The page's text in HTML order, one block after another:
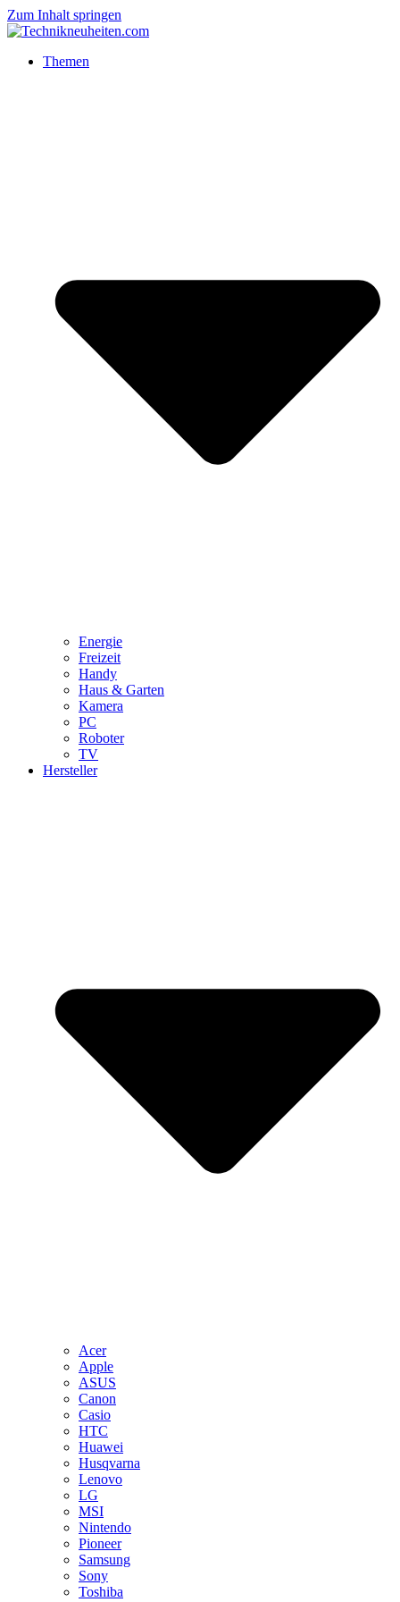
Zum Inhalt springen
Themen
Energie
Freizeit
Handy
Haus & Garten
Kamera
PC
Roboter
TV
Hersteller
Acer
Apple
ASUS
Canon
Casio
HTC
Huawei
Husqvarna
Lenovo
LG
MSI
Nintendo
Pioneer
Samsung
Sony
Toshiba